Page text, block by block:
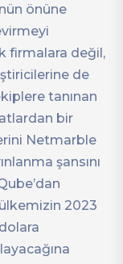
önüne
firmalara değil,
de
tanınan
bir
Netmarble
şansını
ülkemizin 2023